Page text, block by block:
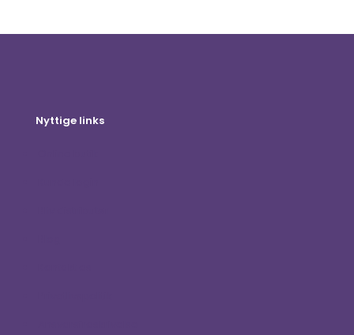
Nyttige links